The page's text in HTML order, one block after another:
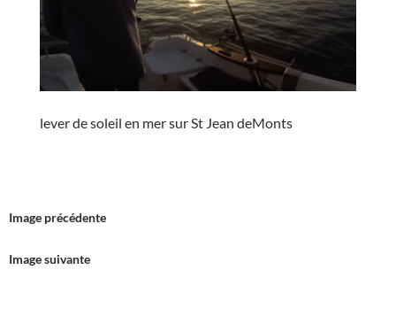
lever de soleil en mer sur St Jean deMonts
Image précédente
Image suivante